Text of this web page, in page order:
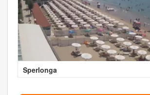
Sperlonga